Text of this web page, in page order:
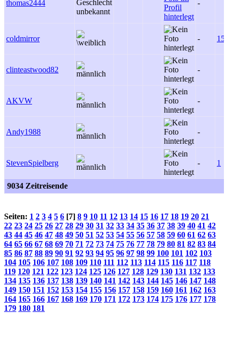
thomas2444 -
coldmirror - 15
clinteastwood82 -
AKVW -
Andy1988 -
StevenSpielberg - 1
9034 Zeitreisende
Seiten: 1 2 3 4 5 6 [7] 8 9 10 11 12 13 14 15 16 17 18 19 20 21
22 23 24 25 26 27 28 29 30 31 32 33 34 35 36 37 38 39 40 41 42
43 44 45 46 47 48 49 50 51 52 53 54 55 56 57 58 59 60 61 62 63
64 65 66 67 68 69 70 71 72 73 74 75 76 77 78 79 80 81 82 83 84
85 86 87 88 89 90 91 92 93 94 95 96 97 98 99 100 101 102 103
104 105 106 107 108 109 110 111 112 113 114 115 116 117 118
119 120 121 122 123 124 125 126 127 128 129 130 131 132 133
134 135 136 137 138 139 140 141 142 143 144 145 146 147 148
149 150 151 152 153 154 155 156 157 158 159 160 161 162 163
164 165 166 167 168 169 170 171 172 173 174 175 176 177 178
179 180 181